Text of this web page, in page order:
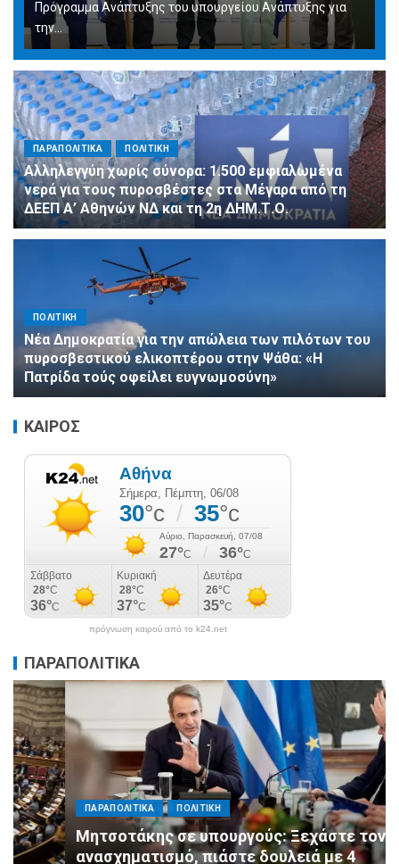
Πρόγραμμα Ανάπτυξης του υπουργείου Ανάπτυξης για
την…
ΠΑΡΑΠΟΛΙΤΙΚΑ ΠΟΛΙΤΙΚΗ
Αλληλεγγύη χωρίς σύνορα: 1.500 εμφιαλωμένα
νερά για τους πυροσβέστες στα Μέγαρα από τη
ΔΕΕΠ Α’ Αθηνών ΝΔ και τη 2η ΔΗΜ.Τ.Ο.
ΠΟΛΙΤΙΚΗ
Νέα Δημοκρατία για την απώλεια των πιλότων του
πυροσβεστικού ελικοπτέρου στην Ψάθα: «Η
Πατρίδα τούς οφείλει ευγνωμοσύνη»
ΚΑΙΡΟΣ
πρόγνωση καιρού από το k24.net
ΠΑΡΑΠΟΛΙΤΙΚΑ
ΠΑΡΑΠΟΛΙΤΙΚΑ ΠΟΛΙΤΙΚΗ
Μητσοτάκης σε υπουργούς: Ξεχάστε τον
ανασχηματισμό, πιάστε δουλειά με 4